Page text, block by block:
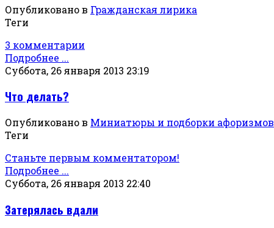
Опубликовано в Гражданская лирика
Теги
3 комментарии
Подробнее ...
Суббота, 26 января 2013 23:19
Что делать?
Опубликовано в Миниатюры и подборки афоризмов
Теги
Станьте первым комментатором!
Подробнее ...
Суббота, 26 января 2013 22:40
Затерялась вдали